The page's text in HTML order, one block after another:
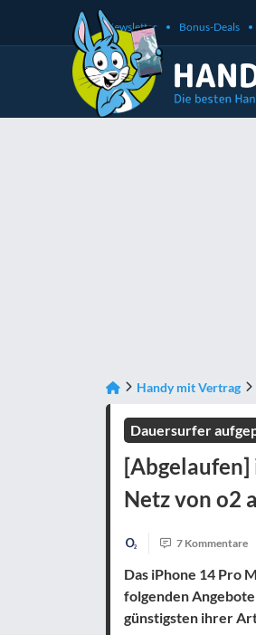
Newsletter Bonus-Deals
Handy mit Vertrag
Dauersurfer
[Abgelaufen]
Netz von o2
7 Kommentare
Das iPhone 14 Pro
folgenden
günstigsten ihrer